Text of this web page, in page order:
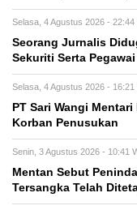
Selasa, 4 Agustus 2026 - 22:44
Seorang Jurnalis
Sekuriti Serta
Selasa, 4 Agustus 2026 - 16:21
PT Sari Wangi
Korban Penusukan
Senin, 3 Agustus 2026 - 10:41
Mentan Sebut
Tersangka Telah